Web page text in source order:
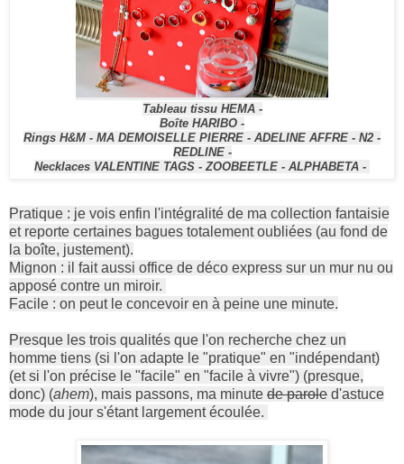
Tableau tissu HEMA -
Boîte HARIBO -
Rings H&M - MA DEMOISELLE PIERRE - ADELINE AFFRE - N2 -
REDLINE -
Necklaces VALENTINE TAGS - ZOOBEETLE - ALPHABETA -
Pratique : je vois enfin l'intégralité de ma collection fantaisie
et reporte certaines bagues totalement oubliées (au fond de
la boîte, justement).
Mignon : il fait aussi office de déco express sur un mur nu ou
apposé contre un miroir.
Facile : on peut le concevoir en à peine une minute.
Presque les trois qualités que l'on recherche chez un
homme tiens (si l'on adapte le "pratique" en "indépendant)
(et si l'on précise le "facile" en "facile à vivre") (presque,
donc) (ahem), mais passons, ma minute de parole d'astuce
mode du jour s'étant largement écoulée.